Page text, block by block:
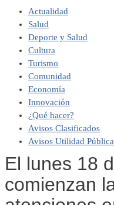
Actualidad
Salud
Deporte y Salud
Cultura
Turismo
Comunidad
Economía
Innovación
¿Qué hacer?
Avisos Clasificados
Avisos Utilidad Pública
El lunes 18
comienzan